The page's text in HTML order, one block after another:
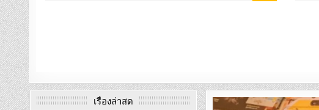
เรื่องล่าสุด